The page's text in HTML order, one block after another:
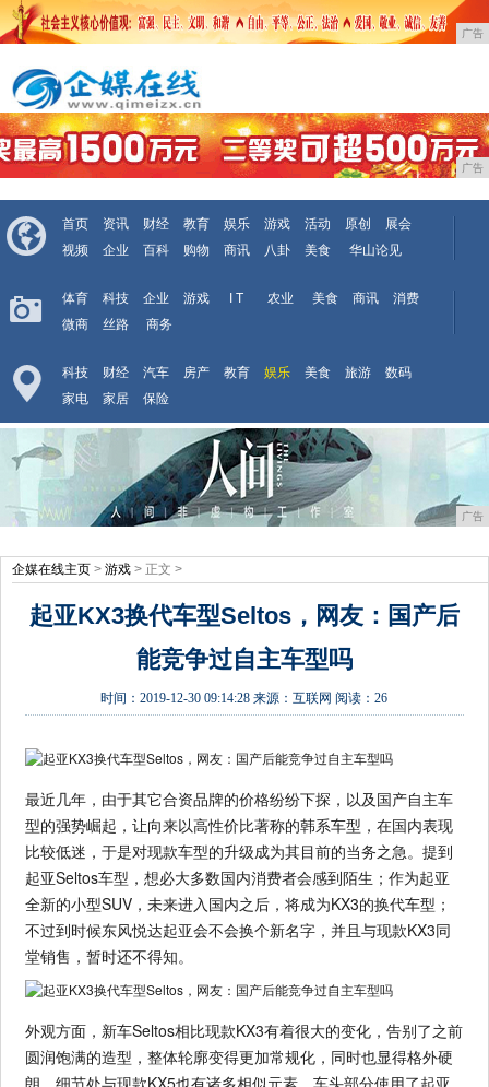
广告
广告
首页 资讯 财经 教育 娱乐 游戏 活动 原创
展会
视频
企业 百科 购物 商讯 八卦 美食 华山论见
体育 科技 企业 游戏 I T 农业 美食 商讯
消费
微商
丝路 商务
科技 财经 汽车 房产 教育 娱乐 美食 旅游
数码
家电
家居 保险
广告
企媒在线主页 > 游戏 > 正文 >
起亚KX3换代车型Seltos，网友：国产后
能竞争过自主车型吗
时间：2019-12-30 09:14:28 来源：互联网 阅读：26
最近几年，由于其它合资品牌的价格纷纷下探，以及国产自主车
型的强势崛起，让向来以高性价比著称的韩系车型，在国内表现
比较低迷，于是对现款车型的升级成为其目前的当务之急。提到
起亚Seltos车型，想必大多数国内消费者会感到陌生；作为起亚
全新的小型SUV，未来进入国内之后，将成为KX3的换代车型；
不过到时候东风悦达起亚会不会换个新名字，并且与现款KX3同
堂销售，暂时还不得知。
外观方面，新车Seltos相比现款KX3有着很大的变化，告别了之前
圆润饱满的造型，整体轮廓变得更加常规化，同时也显得格外硬
朗，细节处与现款KX5也有诸多相似元素。车头部分使用了起亚